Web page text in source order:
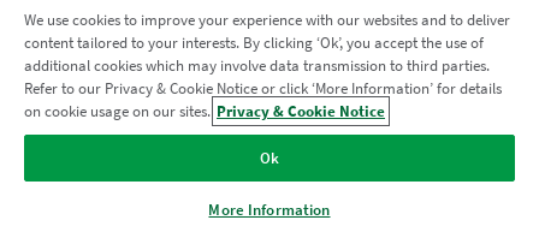
Qlik 社群
法律合約 產品條款 Legal Policies
法律條規
Do Not Share My Info
We use cookies to improve your experience with our websites and to deliver
content tailored to your interests. By clicking ‘Ok’, you accept the use of
additional cookies which may involve data transmission to third parties.
Refer to our Privacy & Cookie Notice or click ‘More Information’ for details
on cookie usage on our sites. Privacy & Cookie Notice
Ok
More Information